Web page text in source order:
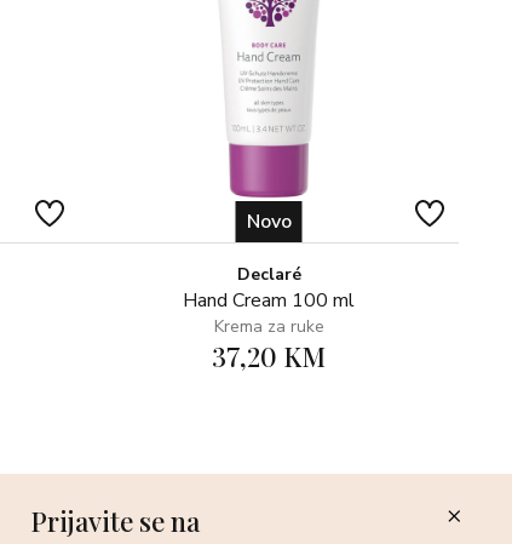
Novo
Declaré
Hand Cream 100 ml
Krema za ruke
37,20 KM
Poslovnice
Prijavite se na